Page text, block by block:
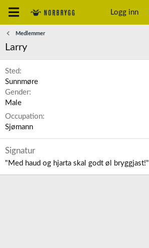
Logg inn
Medlemmer
Larry
Sted
Sunnmøre
Gender
Male
Occupation
Sjømann
Signatur
"Med haud og hjarta skal godt øl bryggjast!"